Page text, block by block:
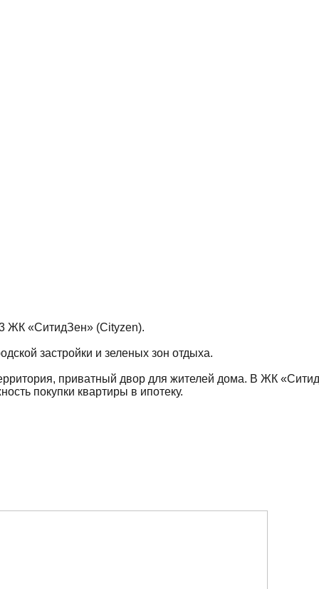
ЖК «СитидЗен» (Cityzen).
застройки и зеленых зон отдыха.
приватный двор для жителей дома. В ЖК
покупки квартиры в ипотеку.